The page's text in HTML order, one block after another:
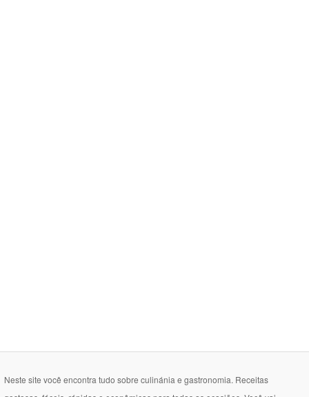
Neste site você encontra tudo sobre culinánia e gastronomia. Receitas